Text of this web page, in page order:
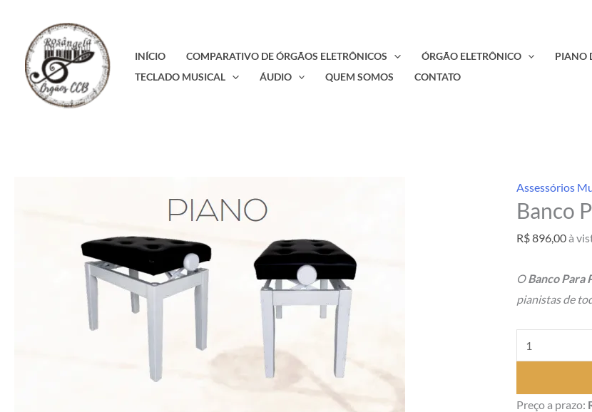
conteúdo
INÍCIO COMPARATIVO DE ÓRGÃOS ELETRÔNICOS ÓRGÃO ELETRÔNICO
PIANO
TECLADO MUSICAL
ÁUDIO QUEM SOMOS CONTATO
Assessórios
Banco
R$896,00à
OBanco Para
pianistas de
Banco
Para
Com
Preço a prazo: